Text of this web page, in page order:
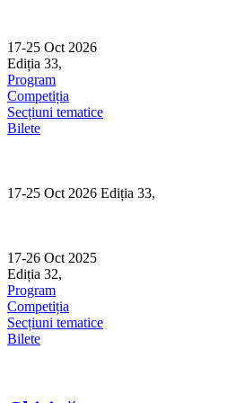
content
17-25 Oct 2026
Ediția 33,
Program
Competiția
Secțiuni tematice
Bilete
17-25 Oct 2026 Ediția 33,
17-26 Oct 2025
Ediția 32,
Program
Competiția
Secțiuni tematice
Bilete